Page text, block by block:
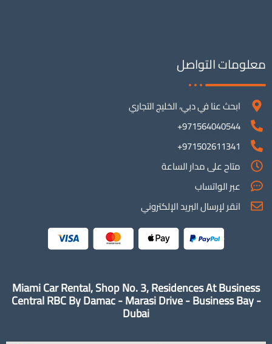
معلومات التواصل
ابحث عنا في دبي، الخليج التجاري
971564040544+
971502611341+
متاح على مدار الساعة
عبر الواتساب
انقر لإرسال البريد الإلكتروني
Miami Car Rental, Shop No. 3, Residences At Business
Central RBC By Damac - Marasi Drive - Business Bay -
Dubai